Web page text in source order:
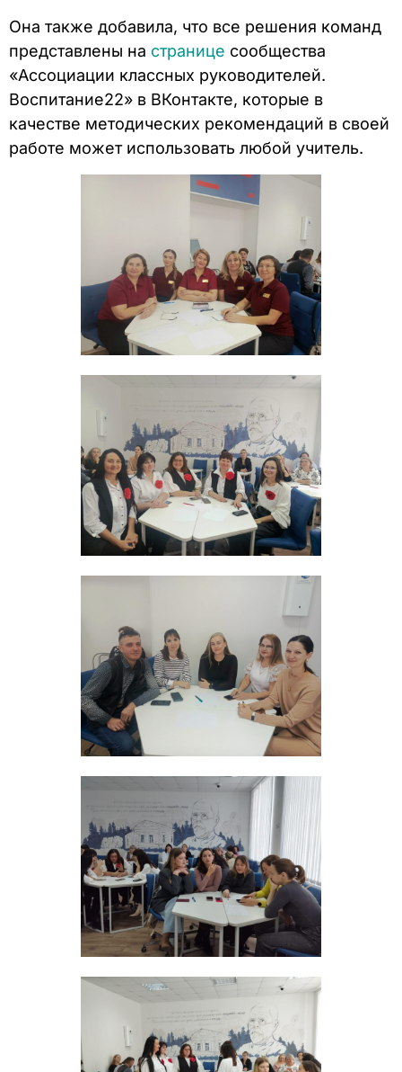
Она также добавила, что все решения команд
представлены на странице сообщества
«Ассоциации классных руководителей.
Воспитание22» в ВКонтакте, которые в
качестве методических рекомендаций в своей
работе может использовать любой учитель.